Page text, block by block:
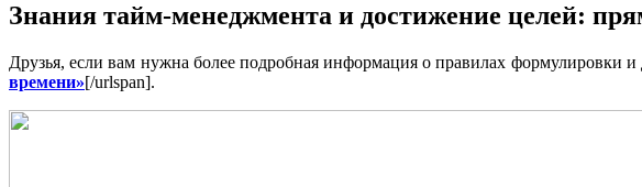
Знания тайм-менеджмента и достижение целей:
Друзья, если вам нужна более подробная информация о правилах формулировки
времени»[/urlspan].